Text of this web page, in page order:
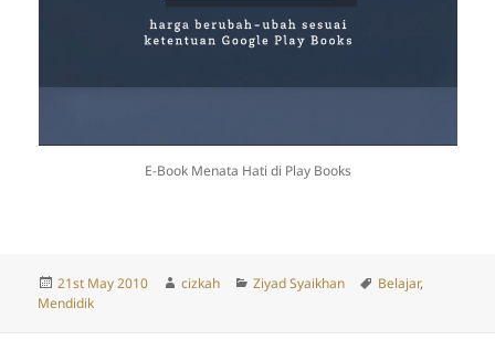
E-Book Menata Hati di Play Books
Posted
on
21st May 2010 Author
cizkah Categories
Ziyad Syaikhan Tags
Belajar,
Mendidik